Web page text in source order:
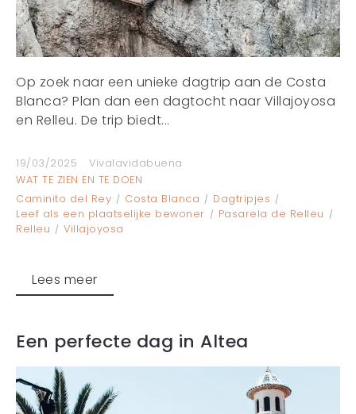
Op zoek naar een unieke dagtrip aan de Costa
Blanca? Plan dan een dagtocht naar Villajoyosa
en Relleu. De trip biedt...
19/03/2025
Vivalavidabuena
WAT TE ZIEN EN TE DOEN
Caminito del Rey
Costa Blanca
Dagtripjes
Leef als een plaatselijke bewoner
Pasarela de Relleu
Relleu
Villajoyosa
Lees meer
Een perfecte dag in Altea